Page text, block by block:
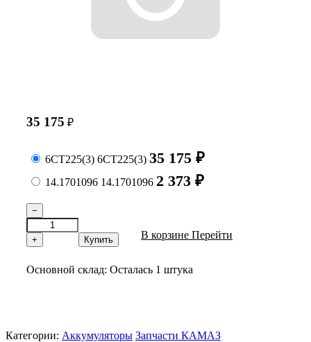
35 175 ₽
6СТ225(3) 6СТ225(3) 35 175 ₽
14.1701096 14.1701096 2 373 ₽
−
+ Купить В корзине Перейти
Основной склад: Осталась 1 штука
Категории: Аккумуляторы Запчасти КАМАЗ